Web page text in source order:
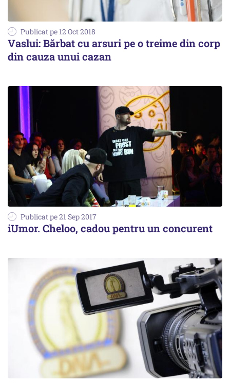
Publicat pe 12 Oct 2018
Vaslui: Bărbat cu arsuri pe o treime din corp
din cauza unui cazan
Publicat pe 21 Sep 2017
iUmor. Cheloo, cadou pentru un concurent